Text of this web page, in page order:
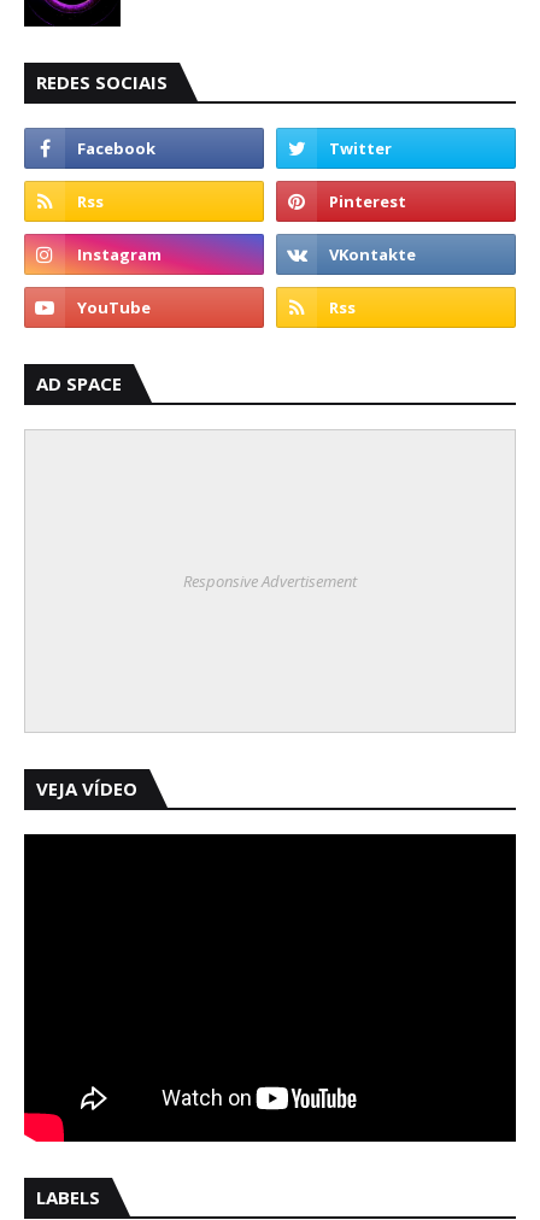
REDES SOCIAIS
AD SPACE
Responsive Advertisement
VEJA VÍDEO
LABELS